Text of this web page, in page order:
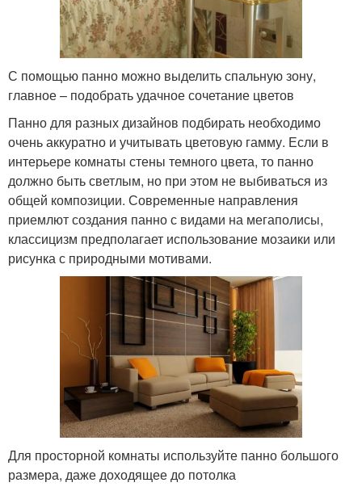
С помощью панно можно выделить спальную зону,
главное – подобрать удачное сочетание цветов
Панно для разных дизайнов подбирать необходимо
очень аккуратно и учитывать цветовую гамму. Если в
интерьере комнаты стены темного цвета, то панно
должно быть светлым, но при этом не выбиваться из
общей композиции. Современные направления
приемлют создания панно с видами на мегаполисы,
классицизм предполагает использование мозаики или
рисунка с природными мотивами.
Для просторной комнаты используйте панно большого
размера, даже доходящее до потолка